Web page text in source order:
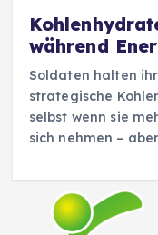
während
Soldaten halten
strategische
selbst wenn sie
sich nehmen –